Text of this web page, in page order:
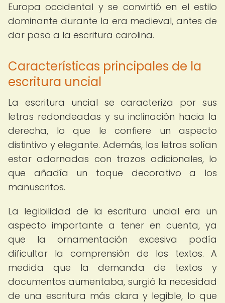
Europa occidental y se convirtió en el estilo
dominante durante la era medieval, antes de
dar paso a la escritura carolina.
Características principales de la
escritura uncial
La escritura uncial se caracteriza por sus
letras redondeadas y su inclinación hacia la
derecha, lo que le confiere un aspecto
distintivo y elegante. Además, las letras solían
estar adornadas con trazos adicionales, lo
que añadía un toque decorativo a los
manuscritos.
La legibilidad de la escritura uncial era un
aspecto importante a tener en cuenta, ya
que la ornamentación excesiva podía
dificultar la comprensión de los textos. A
medida que la demanda de textos y
documentos aumentaba, surgió la necesidad
de una escritura más clara y legible, lo que